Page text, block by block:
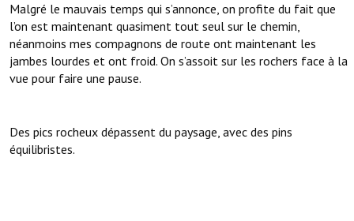
Malgré le mauvais temps qui s’annonce, on profite du fait que
l’on est maintenant quasiment tout seul sur le chemin,
néanmoins mes compagnons de route ont maintenant les
jambes lourdes et ont froid. On s’assoit sur les rochers face à la
vue pour faire une pause.
Des pics rocheux dépassent du paysage, avec des pins
équilibristes.